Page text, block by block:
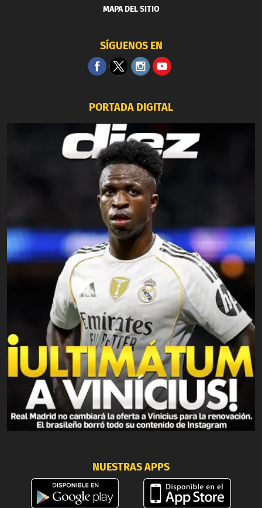
MAPA DEL SITIO
SÍGUENOS EN
PORTADA DIGITAL
NUESTRAS APPS